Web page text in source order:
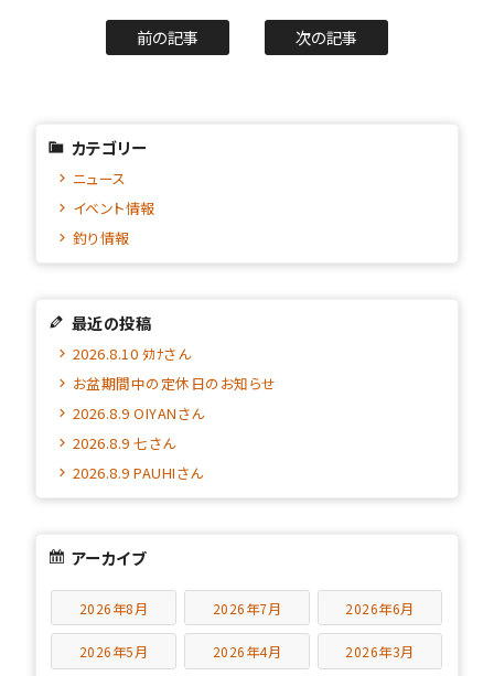
前の記事 次の記事
カテゴリー
ニュース
イベント情報
釣り情報
最近の投稿
2026.8.10 ﾀｶﾅさん
お盆期間中の定休日のお知らせ
2026.8.9 OIYANさん
2026.8.9 七さん
2026.8.9 PAUHIさん
アーカイブ
2026年8月 2026年7月 2026年6月
2026年5月 2026年4月 2026年3月